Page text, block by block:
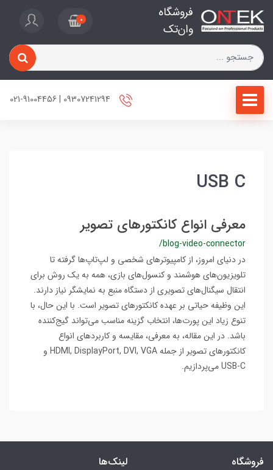
فروشگاه
وان‌تک
0
USB C
معرفی انواع کانکتورهای تصویر
/blog-video-connector
در دنیای امروز، از کامپیوترهای شخصی و لپ‌تاپ‌ها گرفته تا
تلویزیون‌های هوشمند و کنسول‌های بازی، همه به یک روش برای
انتقال سیگنال‌های تصویری از دستگاه منبع به نمایشگر نیاز دارند.
این وظیفه حیاتی بر عهده کانکتورهای تصویر است. با این حال، با
تنوع زیاد این پورت‌ها، انتخاب گزینه مناسب می‌تواند گیج‌کننده
باشد. در این مقاله، به معرفی، مقایسه و کاربردهای انواع
کانکتورهای تصویر از جمله HDMI, DisplayPort, DVI, VGA و
USB-C می‌پردازیم.
فروشگاه لینک‌ها